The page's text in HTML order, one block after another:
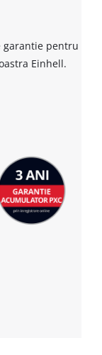
garantie pentru
Einhell.